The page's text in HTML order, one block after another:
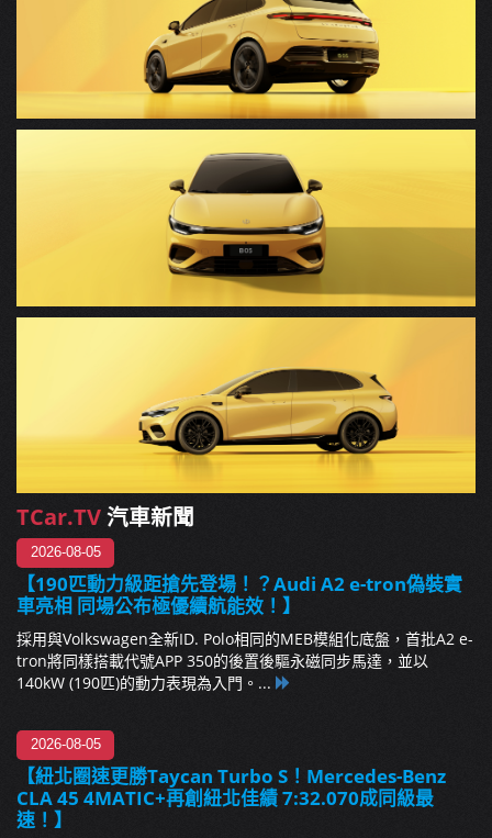
TCar.TV汽車新聞
2026-08-05
【190匹動力級距搶先登場！？Audi A2 e-tron偽裝實
車亮相 同場公布極優續航能效！】
採用與Volkswagen全新ID. Polo相同的MEB模組化底盤，首批A2 e-
tron將同樣搭載代號APP 350的後置後驅永磁同步馬達，並以
140kW (190匹)的動力表現為入門。...
2026-08-05
【紐北圈速更勝Taycan Turbo S！Mercedes-Benz
CLA 45 4MATIC+再創紐北佳績 7:32.070成同級最
速！】